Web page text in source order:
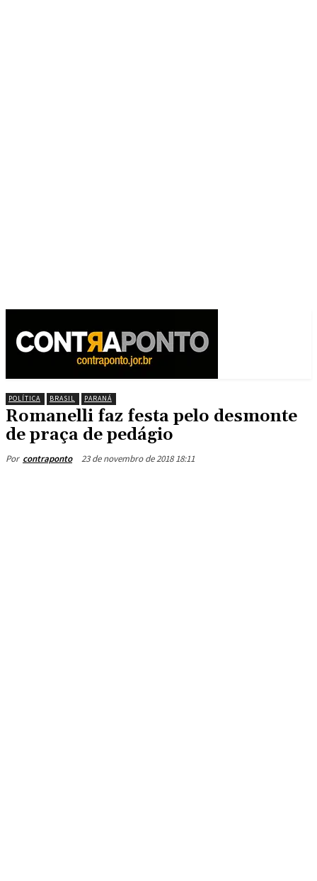
POLÍTICA BRASIL PARANÁ
Romanelli faz festa pelo desmonte
de praça de pedágio
Por contraponto 23 de novembro de 2018 18:11